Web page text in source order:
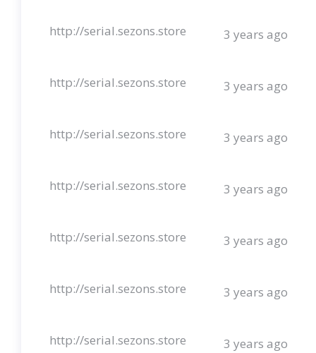
http://serial.sezons.store 3 years ago
http://serial.sezons.store 3 years ago
http://serial.sezons.store 3 years ago
http://serial.sezons.store 3 years ago
http://serial.sezons.store 3 years ago
http://serial.sezons.store 3 years ago
http://serial.sezons.store 3 years ago